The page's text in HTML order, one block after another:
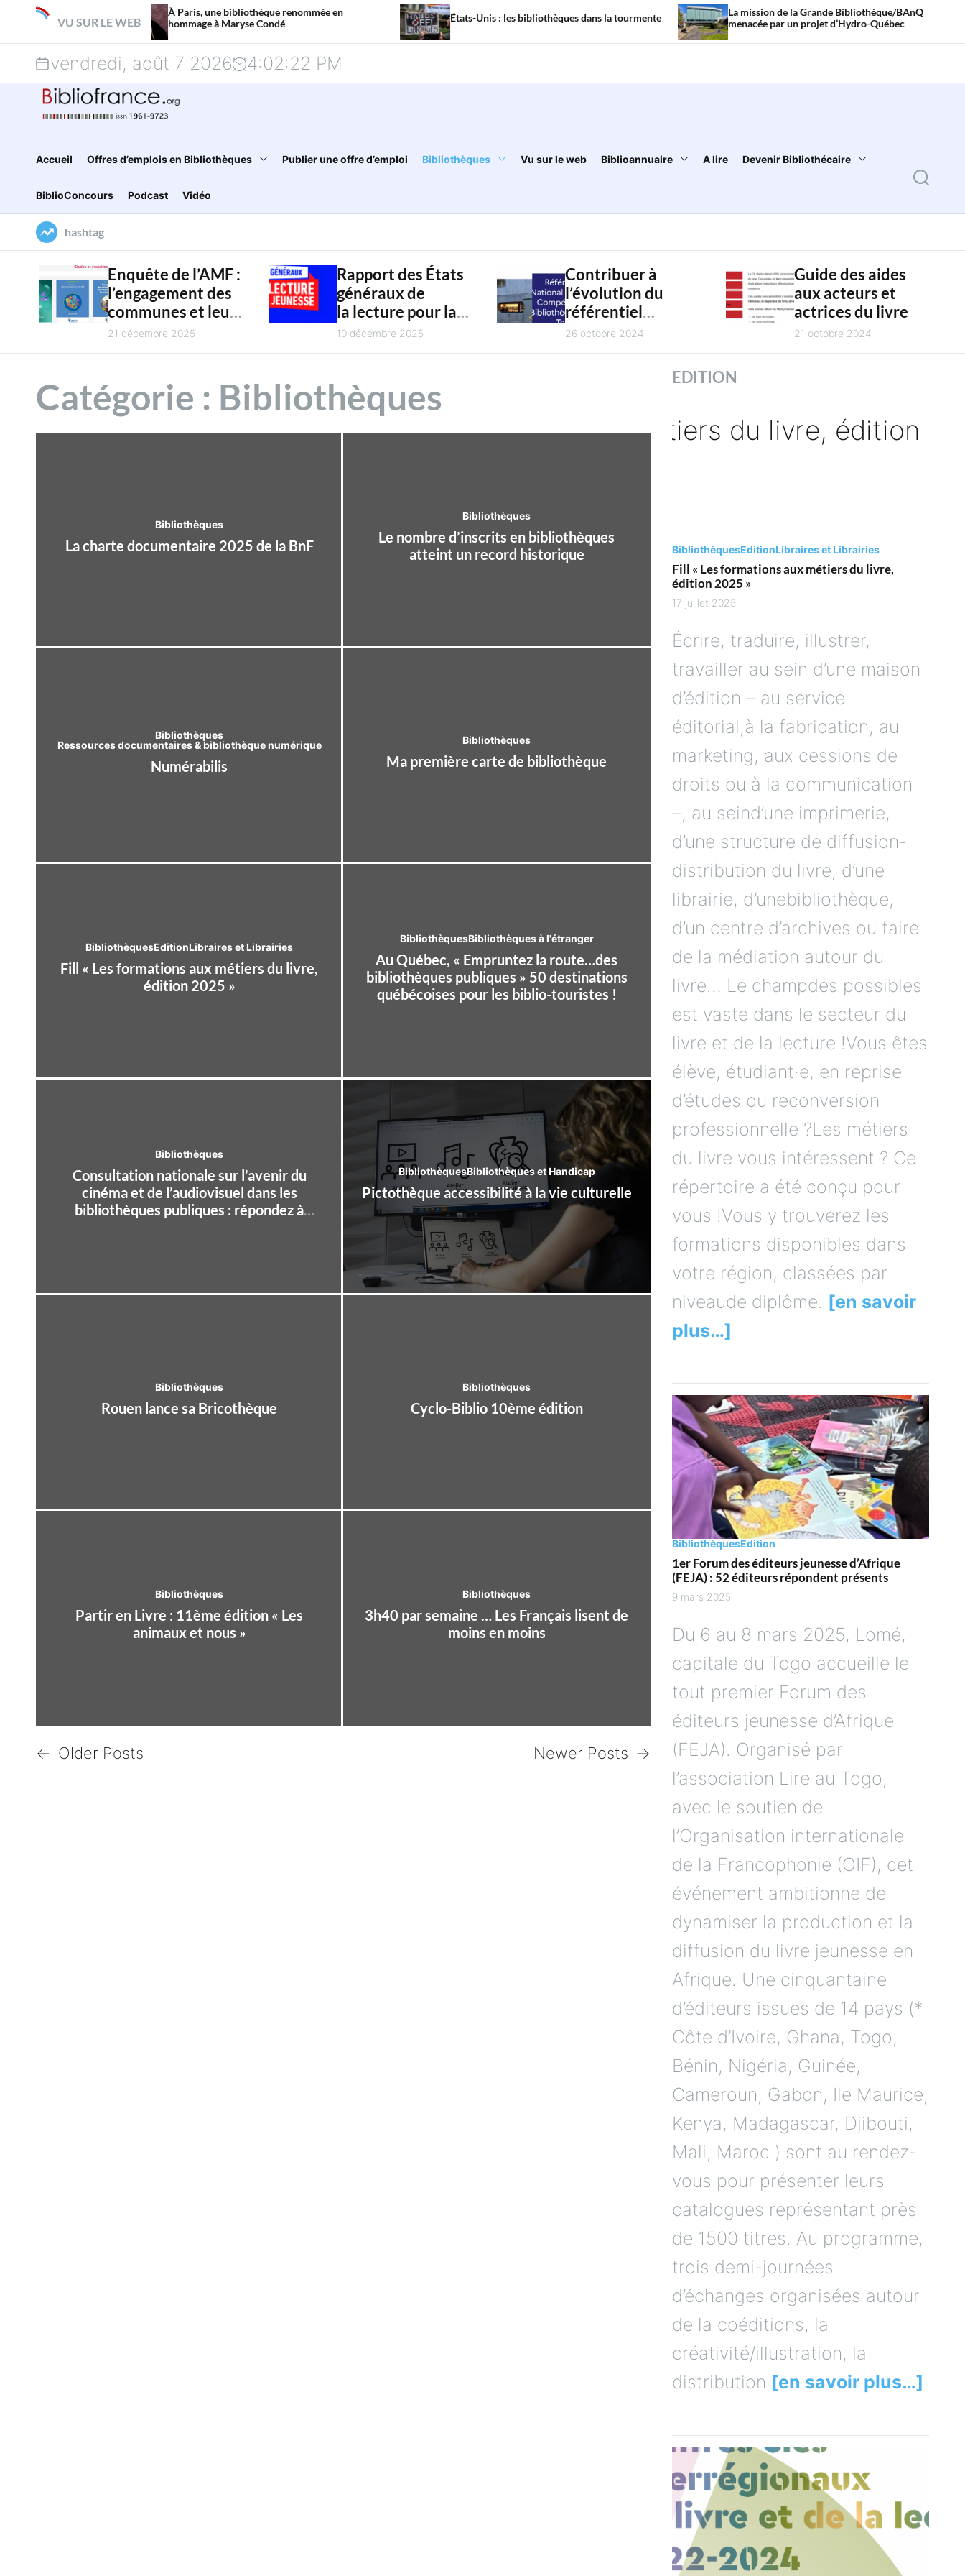
k
o
t
VU SUR LE WEB
À Paris, une bibliothèque renommée en
hommage à Maryse Condé
États-Unis : les bibliothèques dans la tourmente
La mission de la Grande Bibliothèque/BAnQ
menacée par un projet d’Hydro-Québec
vendredi, août 7 2026 4:02:23 PM
Accueil Offres d’emplois en Bibliothèques Publier une offre d’emploi Bibliothèques Vu sur le web Biblioannuaire A lire Devenir Bibliothécaire
BiblioConcours Podcast Vidéo
S
e
r
hashtag
Enquête de l’AMF :
l’engagement des
communes et leur
intercommunalité
pour la culture en
21 décembre 2025
Rapport des États
généraux de
la lecture pour la
jeunesse :
restitution
10 décembre 2025
Contribuer à
l’évolution du
référentiel
national des
compétences des
26 octobre 2024
Guide des aides
aux acteurs et
actrices du livre
21 octobre 2024
Catégorie : Bibliothèques
Bibliothèques
La charte documentaire 2025 de la BnF
Bibliothèques
Le nombre d’inscrits en bibliothèques
atteint un record historique
Bibliothèques
Ressources documentaires & bibliothèque numérique
Numérabilis
Bibliothèques
Ma première carte de bibliothèque
BibliothèquesEditionLibraires et Librairies
Fill « Les formations aux métiers du livre,
édition 2025 »
BibliothèquesBibliothèques à l'étranger
Au Québec, « Empruntez la route…des
bibliothèques publiques » 50 destinations
québécoises pour les biblio-touristes !
Bibliothèques
Consultation nationale sur l’avenir du
cinéma et de l’audiovisuel dans les
bibliothèques publiques : répondez à
BibliothèquesBibliothèques et Handicap
Pictothèque accessibilité à la vie culturelle
Bibliothèques
Rouen lance sa Bricothèque
Bibliothèques
Cyclo-Biblio 10ème édition
Bibliothèques
Partir en Livre : 11ème édition « Les
animaux et nous »
Bibliothèques
3h40 par semaine … Les Français lisent de
moins en moins
N
← Older Posts →
Newer Posts
EDITION
BibliothèquesEditionLibraires et Librairies
Fill « Les formations aux métiers du livre,
édition 2025 »
17 juillet 2025
Écrire, traduire, illustrer,
travailler au sein d’une maison
d’édition – au service
éditorial,à la fabrication, au
marketing, aux cessions de
droits ou à la communication
–, au seind’une imprimerie,
d’une structure de diffusion-
distribution du livre, d’une
librairie, d’unebibliothèque,
d’un centre d’archives ou faire
de la médiation autour du
livre… Le champdes possibles
est vaste dans le secteur du
livre et de la lecture !Vous êtes
élève, étudiant·e, en reprise
d’études ou reconversion
professionnelle ?Les métiers
du livre vous intéressent ? Ce
répertoire a été conçu pour
vous !Vous y trouverez les
formations disponibles dans
votre région, classées par
niveaude diplôme. [en savoir
plus…]
BibliothèquesEdition
1er Forum des éditeurs jeunesse d’Afrique
(FEJA) : 52 éditeurs répondent présents
9 mars 2025
Du 6 au 8 mars 2025, Lomé,
capitale du Togo accueille le
tout premier Forum des
éditeurs jeunesse d’Afrique
(FEJA). Organisé par
l’association Lire au Togo,
avec le soutien de
l’Organisation internationale
de la Francophonie (OIF), cet
événement ambitionne de
dynamiser la production et la
diffusion du livre jeunesse en
Afrique. Une cinquantaine
d’éditeurs issues de 14 pays (*
Côte d’Ivoire, Ghana, Togo,
Bénin, Nigéria, Guinée,
Cameroun, Gabon, Ile Maurice,
Kenya, Madagascar, Djibouti,
Mali, Maroc ) sont au rendez-
vous pour présenter leurs
catalogues représentant près
de 1500 titres. Au programme,
trois demi-journées
d’échanges organisées autour
de la coéditions, la
créativité/illustration, la
distribution [en savoir plus…]